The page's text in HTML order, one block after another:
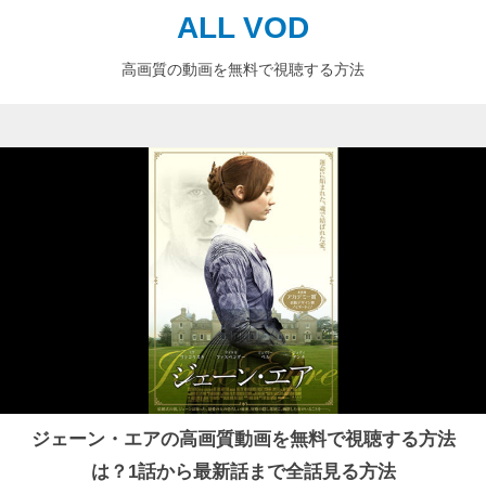
ALL VOD
高画質の動画を無料で視聴する方法
ジェーン・エアの高画質動画を無料で視聴する方法
は？1話から最新話まで全話見る方法